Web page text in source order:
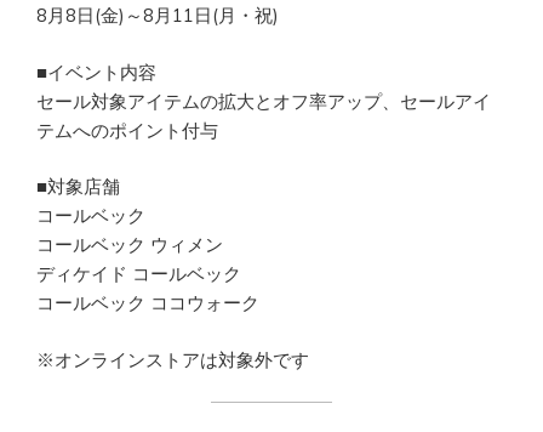
8月8日(金)～8月11日(月・祝)
■イベント内容
セール対象アイテムの拡大とオフ率アップ、セールアイ
テムへのポイント付与
■対象店舗
コールベック
コールベック ウィメン
ディケイド コールベック
コールベック ココウォーク
※オンラインストアは対象外です